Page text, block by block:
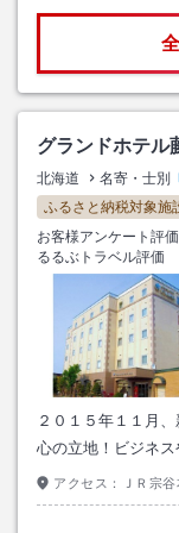
グランドホテル
北海道 名寄・士別
ふるさと納税対象施
お客様アンケート評価
るるぶトラベル評価
２０１５年１１月
心の立地！ビジネ
アクセス： ＪＲ宗